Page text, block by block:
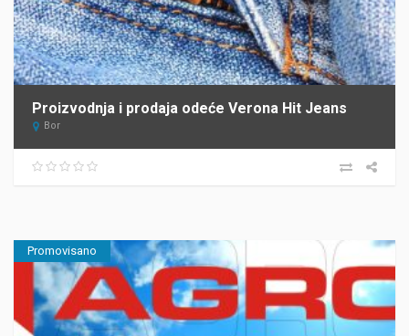
Proizvodnja i prodaja odeće Verona Hit Jeans
Bor
Promovisano